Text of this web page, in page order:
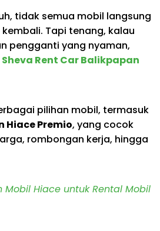
tidak semua mobil langsung
Tapi tenang, kalau
pengganti yang nyaman,
Sheva Rent Car Balikpapan
pilihan mobil, termasuk
Hiace Premio, yang cocok
rombongan kerja, hingga
Mobil Hiace untuk Rental Mobil